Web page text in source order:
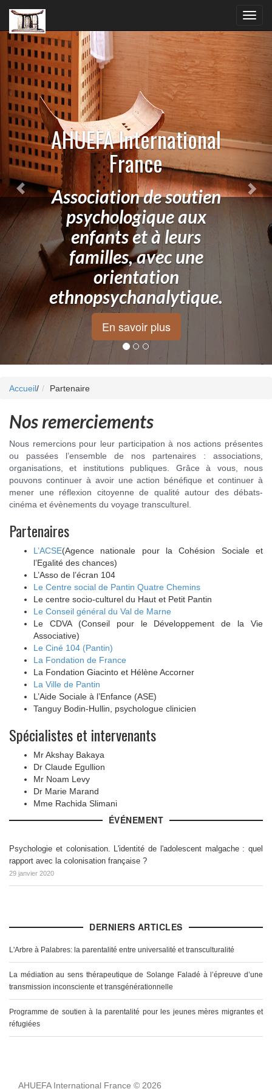
AHUEFA International
France
Association de soutien
psychologique aux
enfants et à leurs
familles, avec une
orientation
ethnopsychanalytique.
En savoir plus
Previous
Accueil/ Partenaire
Nos remerciements
Nous remercions pour leur participation à nos actions présentes
ou passées l’ensemble de nos partenaires : associations,
organisations, et institutions publiques. Grâce à vous, nous
pouvons continuer à avoir une action bénéfique et continuer à
mener une réflexion citoyenne de qualité autour des débats-
cinéma et évènements du voyage transculturel.
Partenaires
L’ACSE(Agence nationale pour la Cohésion Sociale et
l’Egalité des chances)
L’Asso de l’écran 104
Le Centre social de Pantin Quatre Chemins
Le centre socio-culturel du Haut et Petit Pantin
Le Conseil général du Val de Marne
Le CDVA (Conseil pour le Développement de la Vie
Associative)
Le Ciné 104 (Pantin)
La Fondation de France
La Fondation Giacinto et Hélène Accorner
La Ville de Pantin
L’Aide Sociale à l’Enfance (ASE)
Tanguy Bodin-Hullin, psychologue clinicien
Spécialistes et intervenants
Mr Akshay Bakaya
Dr Claude Egullion
Mr Noam Levy
Dr Marie Marand
Mme Rachida Slimani
ÉVÉNEMENT
Psychologie et colonisation. L'identité de l'adolescent malgache : quel
rapport avec la colonisation française ?
29 janvier 2020
DERNIERS ARTICLES
L'Arbre à Palabres: la parentalité entre universalité et transculturalité
La médiation au sens thérapeutique de Solange Faladé à l’épreuve d’une
transmission inconsciente et transgénérationnelle
Programme de soutien à la parentalité pour les jeunes mères migrantes et
réfugiées
AHUEFA International France © 2026